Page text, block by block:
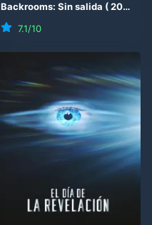
Backrooms: Sin salida (2026
7.1/10